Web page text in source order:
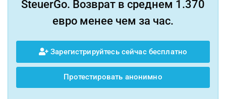
SteuerGo. Возврат в среднем 1.370
евро менее чем за час.
Зарегистрируйтесь сейчас бесплатно
Протестировать анонимно